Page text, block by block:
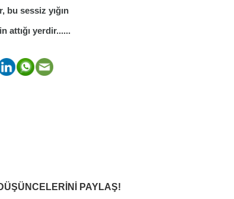
bu sessiz yığın
attığı yerdir......
PAYLAŞ!